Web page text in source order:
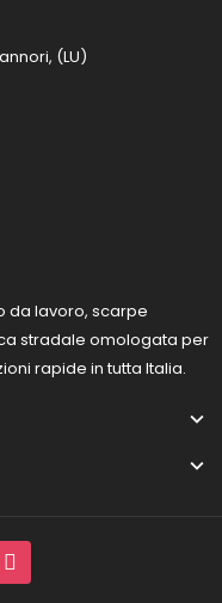
(LU)
da lavoro, scarpe
stradale omologata per
rapide in tutta Italia.